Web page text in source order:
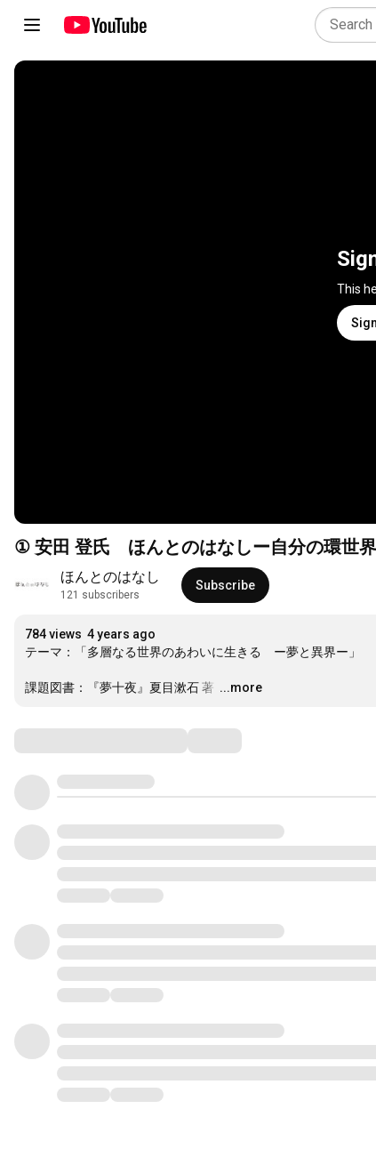
This
① 安田 登氏 ほんとのはなしー自分の環世
ほんとのはなし
121 subscribers
Subscribe
784 views 4 years ago
テーマ：「多層なる世界のあわいに生きる　ー夢と異界ー」
課題図書：『夢十夜』夏目漱石 著 …
...more